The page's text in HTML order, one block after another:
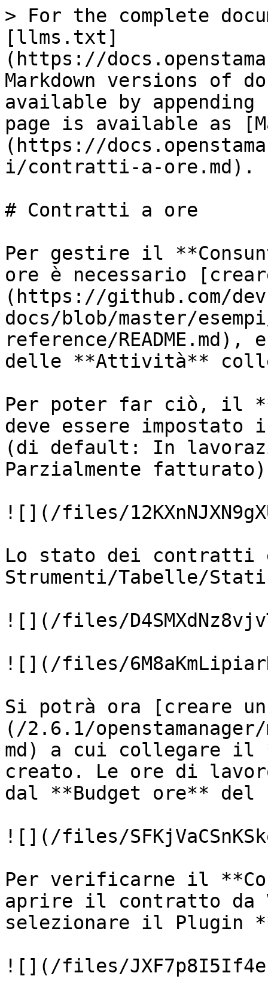
> For the complete
[llms.txt]
(https://
Markdown versions of
available by
page is available as
(https://
i/contratti-a-ore.md).
# Contratti a ore
Per gestire il
ore è necessario
(https://github.com/
docs/blob/master/
reference/
delle **Attività**
Per poter far ciò, il
deve essere
(di default: In
Parzialmente
![](/files/
Lo stato dei
Strumenti/Tabelle/
![](/files/
![](/files/
Si potrà ora [creare
(/2.6.1/
md) a cui collegare il
creato. Le ore di
dal **Budget ore**
![](/files/
Per verificarne il
aprire il contratto da
selezionare il Plugin
![](/files/